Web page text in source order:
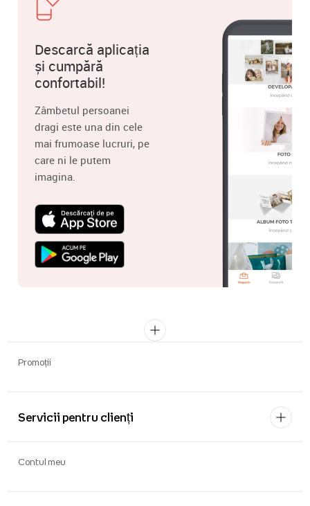
Descarcă aplicația
și cumpără
confortabil!
Zâmbetul persoanei
dragi este una din cele
mai frumoase lucruri, pe
care ni le putem
imagina.
Promoții
Servicii pentru clienți
Contul meu